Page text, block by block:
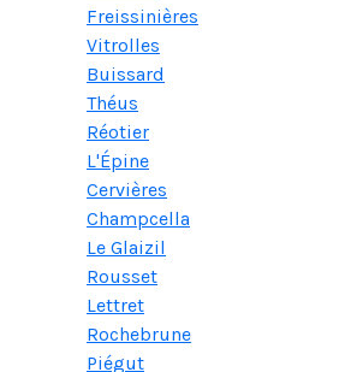
Freissinières
Vitrolles
Buissard
Théus
Réotier
L'Épine
Cervières
Champcella
Le Glaizil
Rousset
Lettret
Rochebrune
Piégut